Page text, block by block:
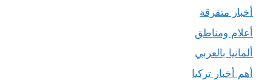
أخبار متفرقة
أعلام ومناطق
ألمانيا بالعربي
أهم أخبار تركيا